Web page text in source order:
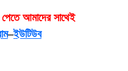
পেতে আমাদের সাথেই
–ইউটিউব